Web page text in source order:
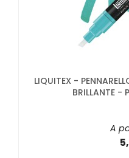
LIQUITEX -
BRILLANTE -
A